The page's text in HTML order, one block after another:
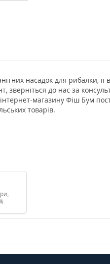
насадок для рибалки, її
зверніться до нас за
магазину Фіш Бум
товарів.